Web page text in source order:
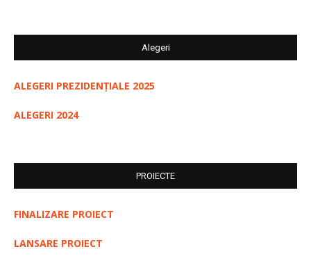
Alegeri
ALEGERI PREZIDENȚIALE 2025
ALEGERI 2024
PROIECTE
FINALIZARE PROIECT
LANSARE PROIECT